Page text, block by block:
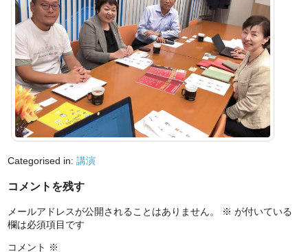
Categorised in:講演
コメントを残す
メールアドレスが公開されることはありません。 ※ が付いている
欄は必須項目です
コメント ※